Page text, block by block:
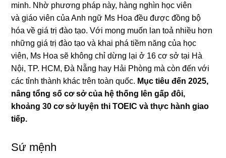
minh. Nhờ phương pháp này, hàng nghìn học viên
và giáo viên của Anh ngữ Ms Hoa đều được đồng bộ
hóa về giá trị đào tạo. Với mong muốn lan toả nhiều hơn
những giá trị đào tạo và khai phá tiềm năng của học
viên, Ms Hoa sẽ không chỉ dừng lại ở 16 cơ sở tại Hà
Nội, TP. HCM, Đà Nẵng hay Hải Phòng mà còn đến với
các tỉnh thành khác trên toàn quốc. Mục tiêu đến 2025,
nâng tổng số cơ sở của hệ thống lên gấp đôi,
khoảng 30 cơ sở luyện thi TOEIC và thực hành giao
tiếp.
Sứ mệnh